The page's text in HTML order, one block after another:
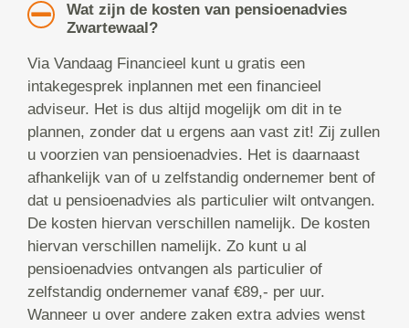
Wat zijn de kosten van pensioenadvies
Zwartewaal?
Via Vandaag Financieel kunt u gratis een
intakegesprek inplannen met een financieel
adviseur. Het is dus altijd mogelijk om dit in te
plannen, zonder dat u ergens aan vast zit! Zij zullen
u voorzien van pensioenadvies. Het is daarnaast
afhankelijk van of u zelfstandig ondernemer bent of
dat u pensioenadvies als particulier wilt ontvangen.
De kosten hiervan verschillen namelijk. De kosten
hiervan verschillen namelijk. Zo kunt u al
pensioenadvies ontvangen als particulier of
zelfstandig ondernemer vanaf €89,- per uur.
Wanneer u over andere zaken extra advies wenst